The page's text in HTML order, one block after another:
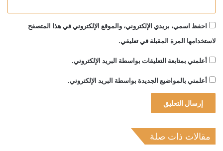
احفظ اسمي، بريدي الإلكتروني، والموقع الإلكتروني في هذا المتصفح
لاستخدامها المرة المقبلة في تعليقي.
أعلمني بمتابعة التعليقات بواسطة البريد الإلكتروني.
أعلمني بالمواضيع الجديدة بواسطة البريد الإلكتروني.
مقالات ذات صلة